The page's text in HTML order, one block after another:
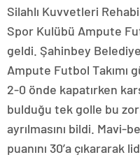
Silahlı Kuvvetleri
Spor Kulübü Ampute
geldi. Şahinbey
Ampute Futbol Takımı
2-0 önde kapatırken
bulduğu tek golle bu
ayrılmasını bildi. Mavi-
puanını 30’a çıkararak